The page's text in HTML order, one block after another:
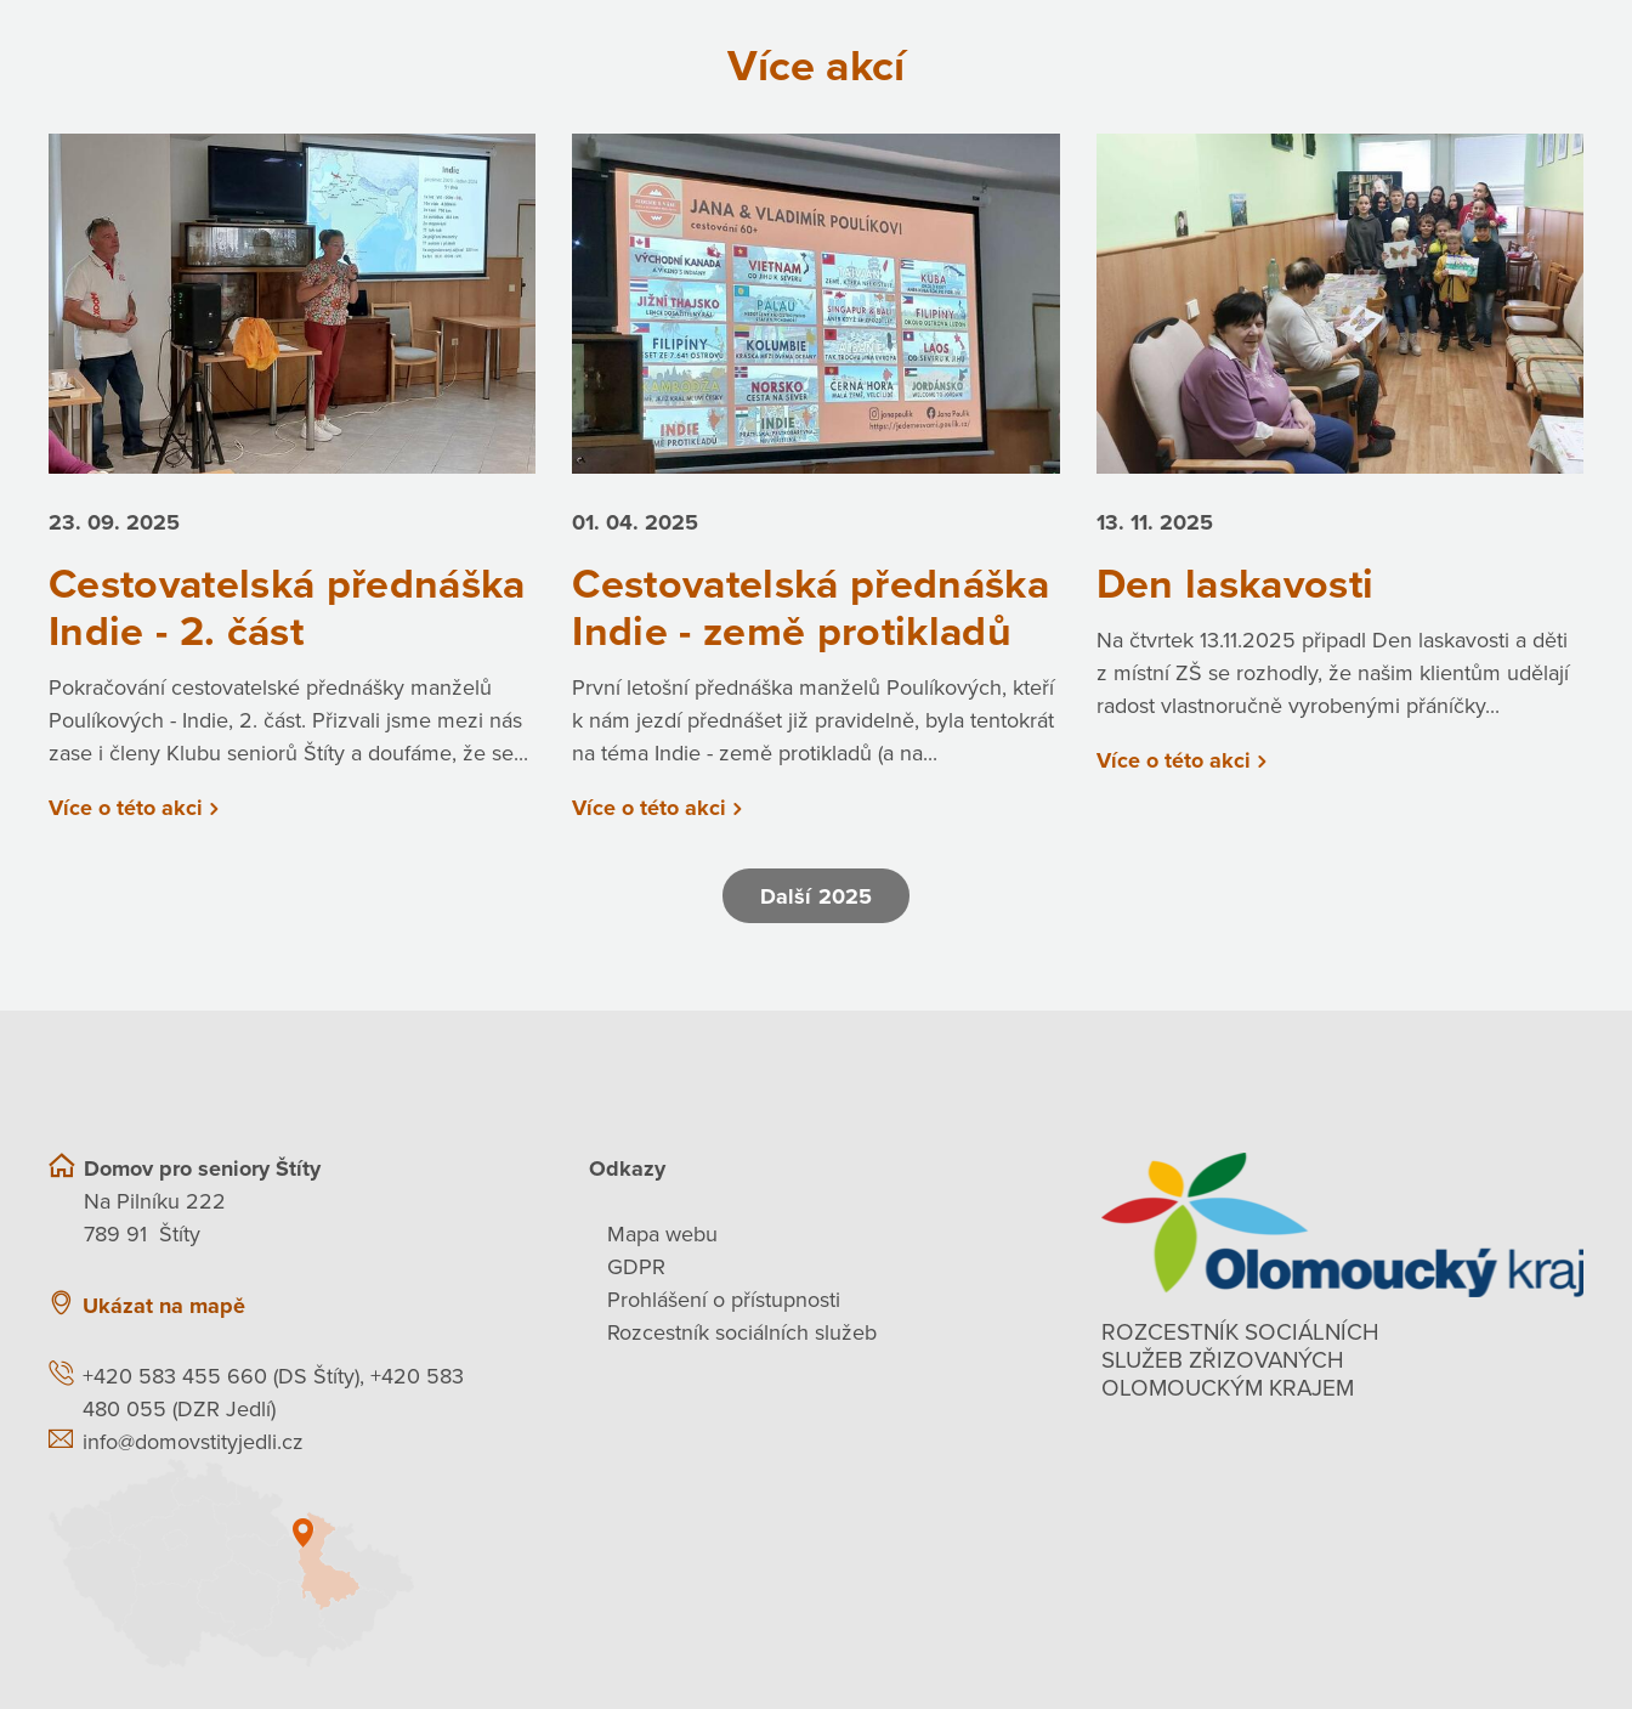
Více akcí
23. 09. 2025
Cestovatelská přednáška
Indie - 2. část
Pokračování cestovatelské přednášky manželů
Poulíkových - Indie, 2. část. Přizvali jsme mezi nás
zase i členy Klubu seniorů Štíty a doufáme, že se...
Více o této akci
01. 04.2025
Cestovatelská přednáška
Indie - země protikladů
První letošní přednáška manželů Poulíkových, kteří
k nám jezdí přednášet již pravidelně, byla tentokrát
na téma Indie - země protikladů (a na...
Více o této akci
13. 11. 2025
Den laskavosti
Na čtvrtek 13.11.2025 připadl Den laskavosti a děti
z místní ZŠ se rozhodly, že našim klientům udělají
radost vlastnoručně vyrobenými přáníčky...
Více o této akci
Další 2025
Domov pro seniory Štíty
Na Pilníku 222
789 91 Štíty
Ukázat na mapě
+420 583 455 660 (DS Štíty), +420 583
480 055 (DZR Jedlí)
info@domovstityjedli.cz
Odkazy
Mapa webu
GDPR
Prohlášení o přístupnosti
Rozcestník sociálních služeb
ROZCESTNÍK SOCIÁLNÍCH
SLUŽEB ZŘIZOVANÝCH
OLOMOUCKÝM KRAJEM